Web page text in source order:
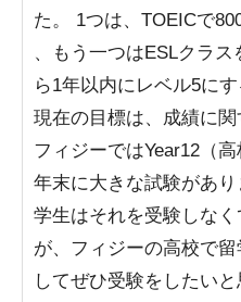
た。 1つは、TOEICで
、もう一つはESLクラス
ら1年以内にレベル5にす
現在の目標は、成績に関
フィジーではYear12（
年末に大きな試験があ
学生はそれを受験しな
が、フィジーの高校で
してぜひ受験をしたいと